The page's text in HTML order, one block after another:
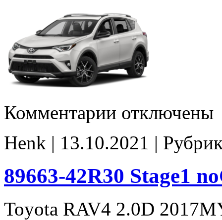
Комментарии записи
stock
отключены
Henk | 13.10.2021 |
89663-42R30 Stage1
Toyota RAV4 2.0D